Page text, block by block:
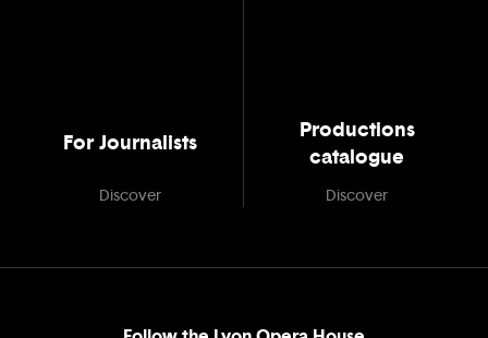
For Journalists
Discover
Productions
catalogue
Discover